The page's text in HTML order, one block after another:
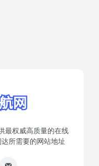
最权威高质量的在线
所需要的网站地址